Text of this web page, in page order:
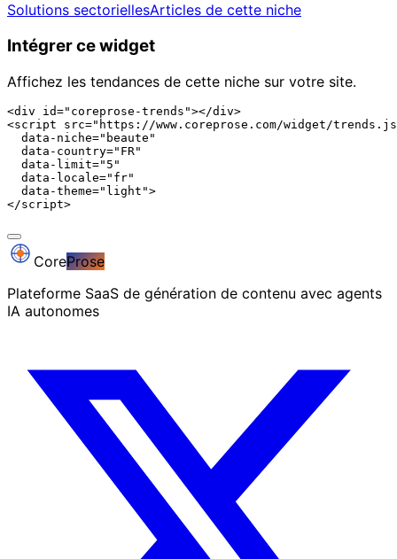
Solutions sectoriellesArticles de cette niche
Intégrer ce widget
Affichez les tendances de cette niche sur votre site.
<div id="coreprose-trends"></div>
<script src="https://www.coreprose.com/widget/
  data-niche="beaute"
  data-country="FR"
  data-limit="5"
  data-locale="fr"
  data-theme="light">
</script>
CoreProse
Plateforme SaaS de génération de contenu avec agents
IA autonomes